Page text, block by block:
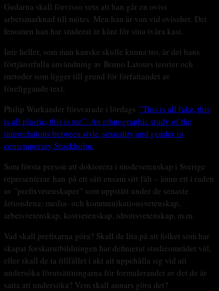
Gudarna skall förvisso veta att han går en oviss
arbetsmarknad till mötes. Men han är van vid ovisshet. Det
fenomen han har studerat är känt för sina tvära kast.
Inte heller, som man kanske skulle kunna tro, är det hans
förtjänstfulla användning av Bruno Latours teorier och
metoder som ligger till grund för författandet av
föreliggande text.
Philip Warkander försvarade i lördags ”This is all fake, this
is all plastic, this is me”: An ethnographic study of the
interrelations between style, sexuality and gender in
contemporary Stockholm.
Som första person att doktorera i modevetenskap i Sverige
representerar han på ett sätt ensam sitt fält – ännu ett i raden
av ”prefixvetenskaper” som uppstått under de senaste
årtiondena: media- och kommunikationsvetenskap,
arbetsvetenskap, kostvetenskap, idrottsvetenskap, m.m.
Vad skall prefixarna göra? Skall de lita på att folket som har
skapat forskarutbildningen har definierat studieområdet väl,
eller skall de ta tillfället i akt att uppehålla sig vid att
undersöka förutsättningarna för formulerandet av det de är
satta att undersöka? Vem skall annars göra det?